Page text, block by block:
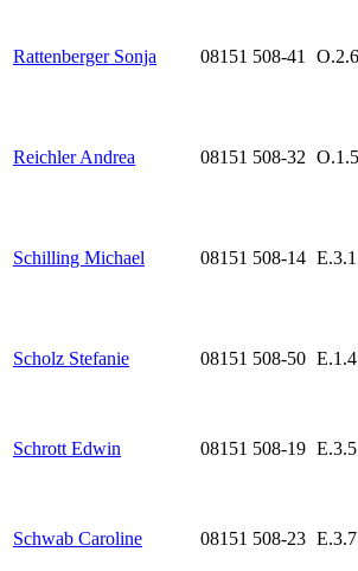
Rattenberger Sonja 08151 508-41
O.2.6
Reichler Andrea 08151 508-32 O.1.5
Schilling Michael 08151 508-14 E.3.1
Scholz Stefanie 08151 508-50 E.1.4
Schrott Edwin 08151 508-19 E.3.5
Schwab Caroline 08151 508-23 E.3.7